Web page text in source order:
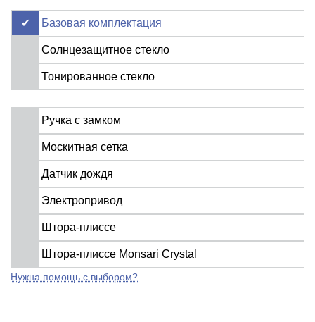
Базовая комплектация
Солнцезащитное стекло
Тонированное стекло
Ручка с замком
Москитная сетка
Датчик дождя
Электропривод
Штора-плиссе
Штора-плиссе Monsari Crystal
Нужна помощь с выбором?